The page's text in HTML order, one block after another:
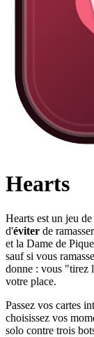
Hearts
Hearts est un jeu
d'éviter de
et la Dame de
sauf si vous
donne : vous "tirez
votre place.
Passez vos cartes
choisissez vos
solo contre trois